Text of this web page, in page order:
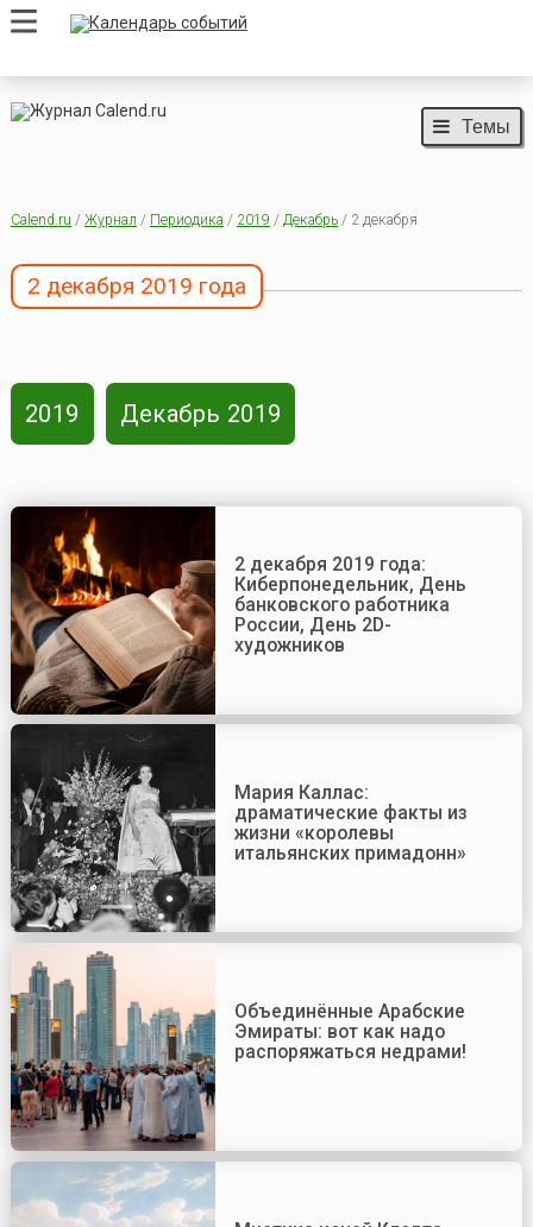
Темы
Calend.ru / Журнал / Периодика / 2019 / Декабрь/ 2 декабря
2 декабря 2019 года
2019 Декабрь 2019
2 декабря 2019 года:
Киберпонедельник, День
банковского работника
России, День 2D-
художников
Мария Каллас:
драматические факты из
жизни «королевы
итальянских примадонн»
Объединённые Арабские
Эмираты: вот как надо
распоряжаться недрами!